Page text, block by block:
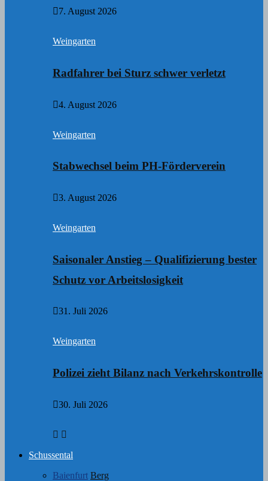
7. August 2026
Weingarten
Radfahrer bei Sturz schwer verletzt
4. August 2026
Weingarten
Stabwechsel beim PH-Förderverein
3. August 2026
Weingarten
Saisonaler Anstieg – Qualifizierung bester
Schutz vor Arbeitslosigkeit
31. Juli 2026
Weingarten
Polizei zieht Bilanz nach Verkehrskontrolle
30. Juli 2026
Schussental
Baienfurt Berg